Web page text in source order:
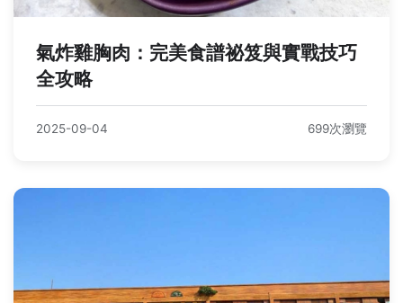
氣炸雞胸肉：完美食譜祕笈與實戰技巧
全攻略
2025-09-04 699次瀏覽